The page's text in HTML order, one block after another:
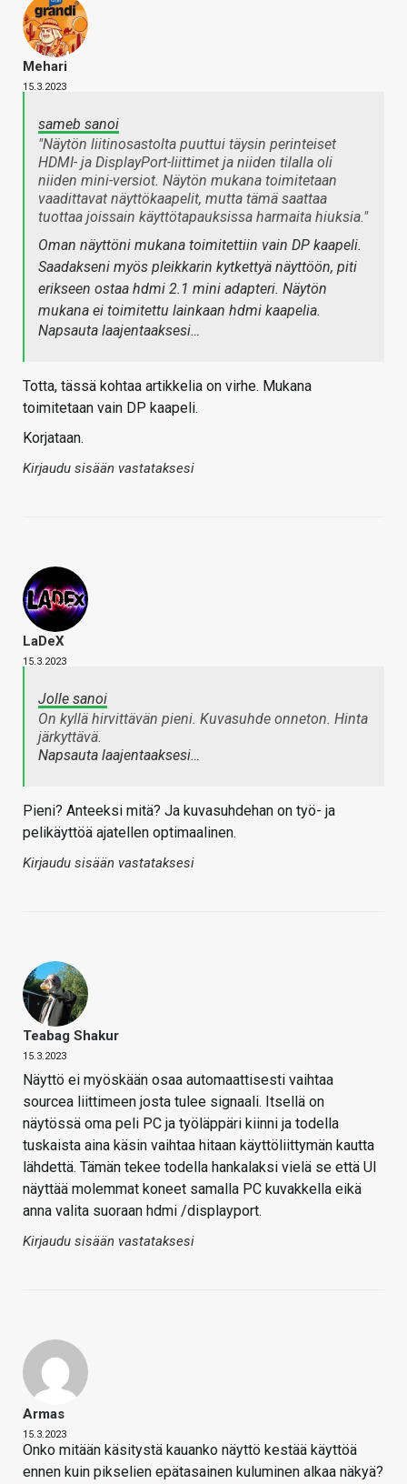
Mehari
15.3.2023
sameb sanoi
"Näytön liitinosastolta puuttui täysin perinteiset
HDMI- ja DisplayPort-liittimet ja niiden tilalla oli
niiden mini-versiot. Näytön mukana toimitetaan
vaadittavat näyttökaapelit, mutta tämä saattaa
tuottaa joissain käyttötapauksissa harmaita hiuksia."
Oman näyttöni mukana toimitettiin vain DP kaapeli.
Saadakseni myös pleikkarin kytkettyä näyttöön, piti
erikseen ostaa hdmi 2.1 mini adapteri. Näytön
mukana ei toimitettu lainkaan hdmi kaapelia.
Napsauta laajentaaksesi…
Totta, tässä kohtaa artikkelia on virhe. Mukana
toimitetaan vain DP kaapeli.
Korjataan.
Kirjaudu sisään vastataksesi
LaDeX
15.3.2023
Jolle sanoi
On kyllä hirvittävän pieni. Kuvasuhde onneton. Hinta
järkyttävä.
Napsauta laajentaaksesi…
Pieni? Anteeksi mitä? Ja kuvasuhdehan on työ- ja
pelikäyttöä ajatellen optimaalinen.
Kirjaudu sisään vastataksesi
Teabag Shakur
15.3.2023
Näyttö ei myöskään osaa automaattisesti vaihtaa
sourcea liittimeen josta tulee signaali. Itsellä on
näytössä oma peli PC ja työläppäri kiinni ja todella
tuskaista aina käsin vaihtaa hitaan käyttöliittymän kautta
lähdettä. Tämän tekee todella hankalaksi vielä se että UI
näyttää molemmat koneet samalla PC kuvakkella eikä
anna valita suoraan hdmi /displayport.
Kirjaudu sisään vastataksesi
Armas
15.3.2023
Onko mitään käsitystä kauanko näyttö kestää käyttöä
ennen kuin pikselien epätasainen kuluminen alkaa näkyä?